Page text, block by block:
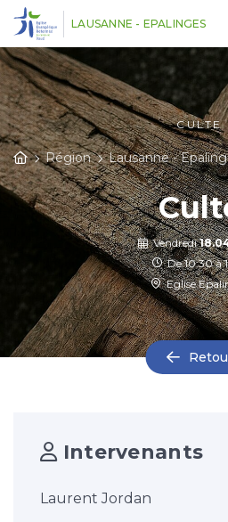
LAUSANNE - EPALINGES
CULTE
Région Lausanne -
Vendredi
De 10:30 à
Eglise
Intervenants
Laurent Jordan
Panneau de gestion des cookies